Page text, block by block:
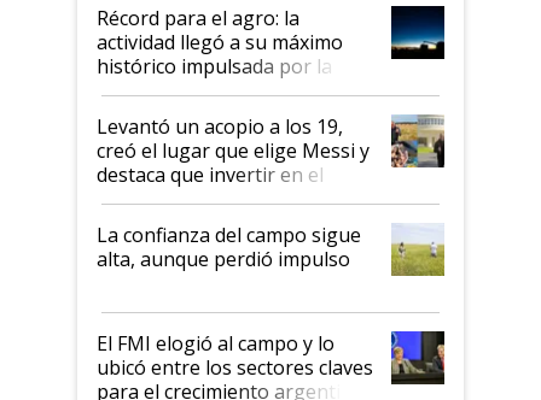
diez dólares y sostuvo el
liderazgo en un semestre
récord
Récord para el agro: la
actividad llegó a su máximo
histórico impulsada por la
cosecha y las exportaciones
Levantó un acopio a los 19,
creó el lugar que elige Messi y
destaca que invertir en el
kirchnerismo era como "darle
plata a un hijo para droga":
Juan Félix Rossetti, el libertario
que de una dura crisis salió
de Milei
La confianza del campo sigue
alta, aunque perdió impulso
El FMI elogió al campo y lo
ubicó entre los sectores claves
para el crecimiento argentino